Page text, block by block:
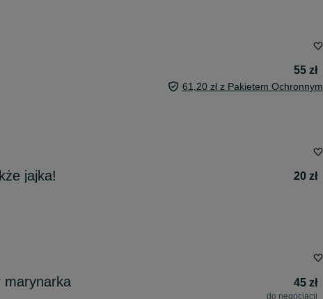
55 zł
61,20 zł z Pakietem Ochronnym
jajka! 20 zł
marynarka
45 zł
do negocjacji